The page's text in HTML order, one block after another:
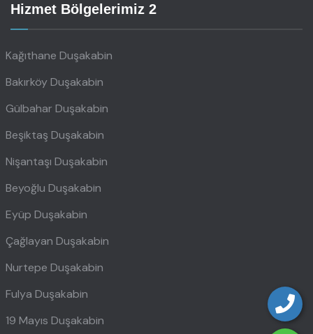
Hizmet Bölgelerimiz 2
Kağıthane Duşakabin
Bakırköy Duşakabin
Gülbahar Duşakabin
Beşiktaş Duşakabin
Nişantaşı Duşakabin
Beyoğlu Duşakabin
Eyüp Duşakabin
Çağlayan Duşakabin
Nurtepe Duşakabin
Fulya Duşakabin
19 Mayıs Duşakabin